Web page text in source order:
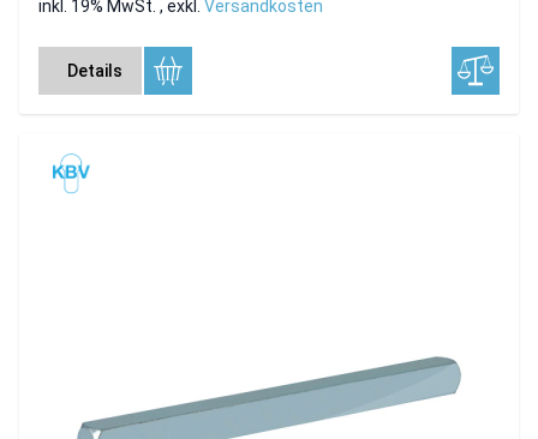
inkl. 19% MwSt. , exkl. Versandkosten
Details